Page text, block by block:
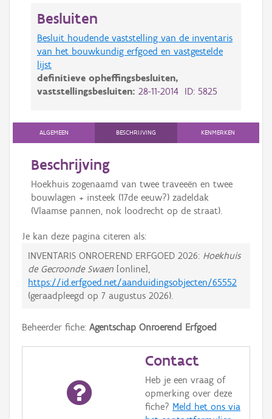
Besluiten
Besluit houdende vaststelling van de inventaris
van het bouwkundig erfgoed en vastgestelde
lijst
definitieve opheffingsbesluiten,
vaststellingsbesluiten: 28-11-2014 ID: 5825
ALGEMEEN BESCHRIJVING KENMERKEN
Beschrijving
Hoekhuis zogenaamd van twee traveeën en twee
bouwlagen + insteek (17de eeuw?) zadeldak
(Vlaamse pannen, nok loodrecht op de straat).
Je kan deze pagina citeren als:
INVENTARIS ONROEREND ERFGOED 2026: Hoekhuis
de Gecroonde Swaen [online],
https://id.erfgoed.net/aanduidingsobjecten/65552
(geraadpleegd op 7 augustus 2026).
Beheerder fiche: Agentschap Onroerend Erfgoed
Contact
Heb je een vraag of
opmerking over deze
fiche? Meld het ons via